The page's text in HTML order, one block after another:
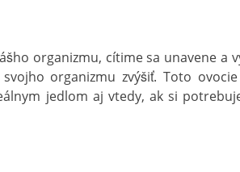
organizmu, cítime sa unavene a
organizmu zvýšiť. Toto
jedlom aj vtedy, ak si